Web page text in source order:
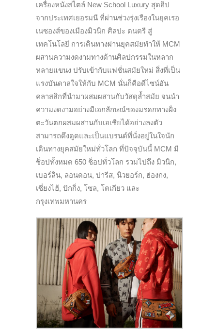
เครื่องหนังสไตล์ New School Luxury สุดฮิป
จากประเทศเยอรมนี ที่ผ่านช่วงรุ่งเรืองในยุคเรอ
เนซองส์ของเมืองมิวนิก ศิลปะ ดนตรี สู่
เทคโนโลยี การเดินทางผ่านยุคสมัยทำให้ MCM
ผสานความงดงามทางด้านศิลปกรรมในหลาก
หลายแขนง ปรับเข้ากับแฟชั่นสมัยใหม่ สิ่งที่เป็น
แรงบันดาลใจให้กับ MCM นั่นก็คือดีไซน์อัน
คลาสสิกที่นำมาผสมผสานกับวัสดุล้ำสมัย จนนำ
ความงดงามอย่างมีเอกลักษณ์ของมรดกทางฝั่ง
ตะวันตกผสมผสานกับเอเชียได้อย่างลงตัว
สามารถดึงดูดและเป็นแบรนด์ที่นั่งอยู่ในใจนัก
เดินทางยุคสมัยใหม่ทั่วโลก ที่ปัจจุบันนี้ MCM มี
ช็อปทั้งหมด 650 ช็อปทั่วโลก รวมไปถึง มิวนิก,
เบอร์ลิน, ลอนดอน, ปารีส, นิวยอร์ก, ฮ่องกง,
เซี่ยงไฮ้, ปักกิ่ง, โซล, โตเกียว และ
กรุงเทพมหานคร